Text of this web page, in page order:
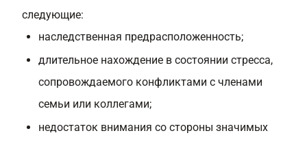
следующие:
наследственная предрасположенность;
длительное нахождение в состоянии стресса,
сопровождаемого конфликтами с членами
семьи или коллегами;
недостаток внимания со стороны значимых